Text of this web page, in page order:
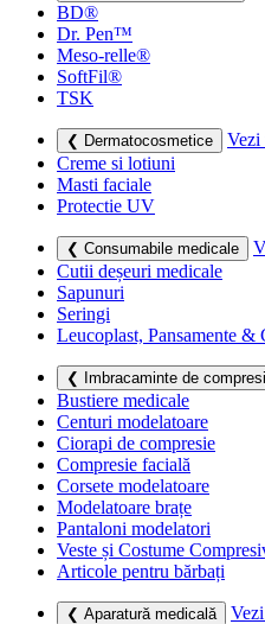
BD®
Dr. Pen™
Meso-relle®
SoftFil®
TSK
❮ Dermatocosmetice
Vezi
Creme si lotiuni
Masti faciale
Protectie UV
❮ Consumabile medicale
Cutii deșeuri medicale
Sapunuri
Seringi
Leucoplast, Pansamente &
❮ Imbracaminte de
Bustiere medicale
Centuri modelatoare
Ciorapi de compresie
Compresie facială
Corsete modelatoare
Modelatoare brațe
Pantaloni modelatori
Veste și Costume
Articole pentru bărbați
❮ Aparatură medicală